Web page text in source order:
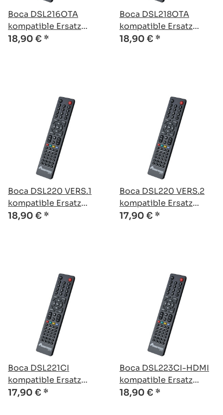
Boca DSL216OTA
kompatible Ersatz
Fernbedienung
18,90 € *
Boca DSL218OTA
kompatible Ersatz
Fernbedienung
18,90 € *
Boca DSL220 VERS.1
kompatible Ersatz
Fernbedienung
18,90 € *
Boca DSL220 VERS.2
kompatible Ersatz
Fernbedienung
17,90 € *
Boca DSL221CI
kompatible Ersatz
Fernbedienung
17,90 € *
Boca DSL223CI-HDMI
kompatible Ersatz
Fernbedienung
18,90 € *